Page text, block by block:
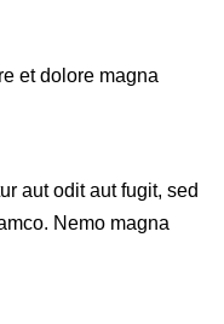
et dolore magna
aut odit aut fugit, sed
Nemo magna